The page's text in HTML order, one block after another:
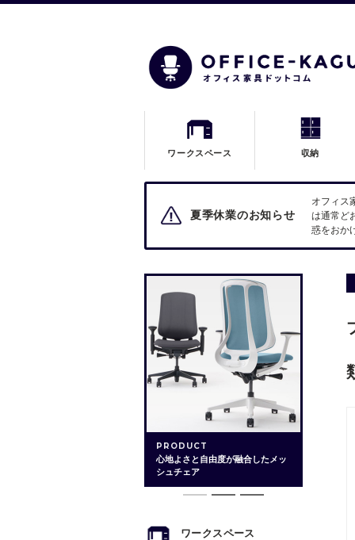
ワークスペース 収納
夏季休業のお知らせ
オフィス
は通常ど
惑をおか
PRODUCT
心地よさと自由度が融合したメッ
シュチェア
ワークスペース